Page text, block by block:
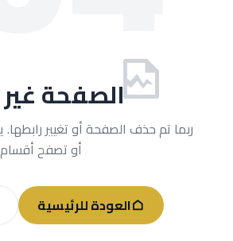
الصفحة
ربما تم حذف الصفحة أو تغيير
أو تصفح
العودة للرئيسية